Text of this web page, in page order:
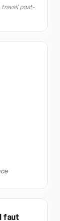
travail post-
faut